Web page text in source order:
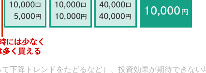
下降トレンドをたどるなど）、投資効果が期待できない